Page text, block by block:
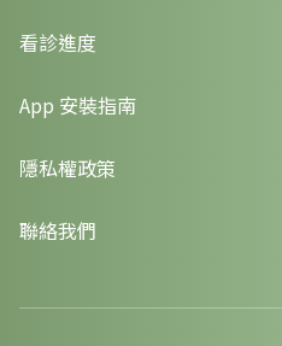
看診進度
App 安裝指南
隱私權政策
聯絡我們